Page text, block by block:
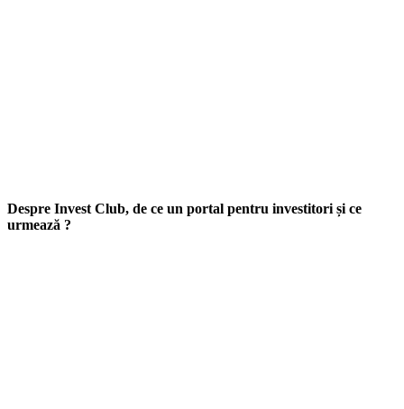
Despre Invest Club, de ce un portal pentru investitori și ce
urmează ?